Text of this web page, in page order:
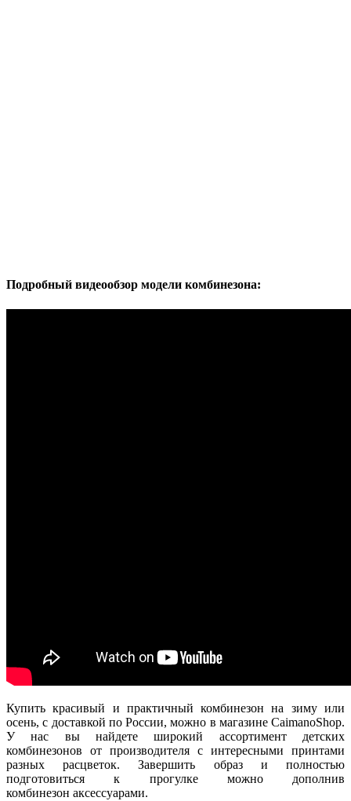
Подробный видеообзор модели комбинезона:
Купить красивый и практичный комбинезон на зиму или
осень, с доставкой по России, можно в магазине CaimanoShop.
У нас вы найдете широкий ассортимент детских
комбинезонов от производителя с интересными принтами
разных расцветок. Завершить образ и полностью
подготовиться к прогулке можно дополнив
комбинезон аксессуарами.